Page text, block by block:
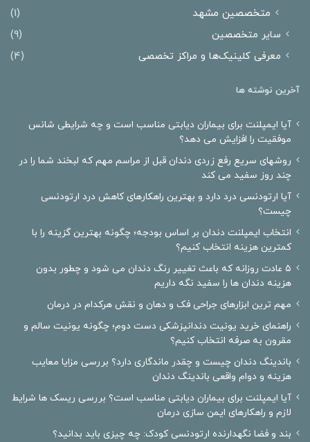
متخصصین مشهد
(1)
سایر متخصصین
(9)
معرفی کلینیک‌ها و مراکز تخصصی
(4)
آخرین نوشته ها
آیا ایمپلنت برای بیماران دیابتی مناسب است و چه شرایطی شانس
موفقیت را افزایش می دهد؟
روشهای سریع رفع زردی دندان قبل از مراسم مهم که لبخند شما را در
چند روز سفید می کند
آیا ارتودنسی درد دارد و بهترین راهکارهای کاهش درد ارتودنسی
چیست؟
انتخاب ایمپلنت دندان بر اساس بودجه؛ چگونه بهترین گزینه را با
کمترین هزینه انتخاب کنیم؟
۵ عادت روزانه که باعث تغییر رنگ دندان می شود و چطور بدون
هزینه دندان ها را سفید نگه داریم
مهم ترین ابزارهای جراحی فک و دهان و نقش هرکدام در درمان
راهنمای خرید یونیت دندانپزشکی دست دوم؛ چگونه یونیت سالم و
مقرون به صرفه انتخاب کنیم؟
باندینگ دندان چیست و چقدر ماندگاری دارد؟ بررسی مزایا معایب
هزینه و دوام واقعی باندینگ دندان
آیا ایمپلنت برای بیماران دیابتی مناسب است؟ بررسی ریسک ها شرایط
لازم و راهکارهای ایمن سازی درمان
بند و فضا نگهدارنده ارتودنسی کودک: چه چیزی باید بدانید؟